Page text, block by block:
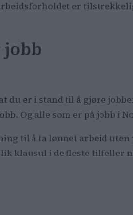
er
du er i stand til å gjøre
Og alle som er på jobb i
til å ta lønnet arbeid uten
klausul i de fleste tilfeller